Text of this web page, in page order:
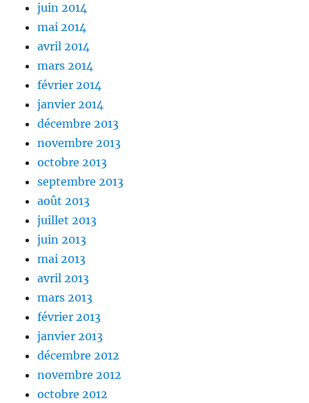
juin 2014
mai 2014
avril 2014
mars 2014
février 2014
janvier 2014
décembre 2013
novembre 2013
octobre 2013
septembre 2013
août 2013
juillet 2013
juin 2013
mai 2013
avril 2013
mars 2013
février 2013
janvier 2013
décembre 2012
novembre 2012
octobre 2012